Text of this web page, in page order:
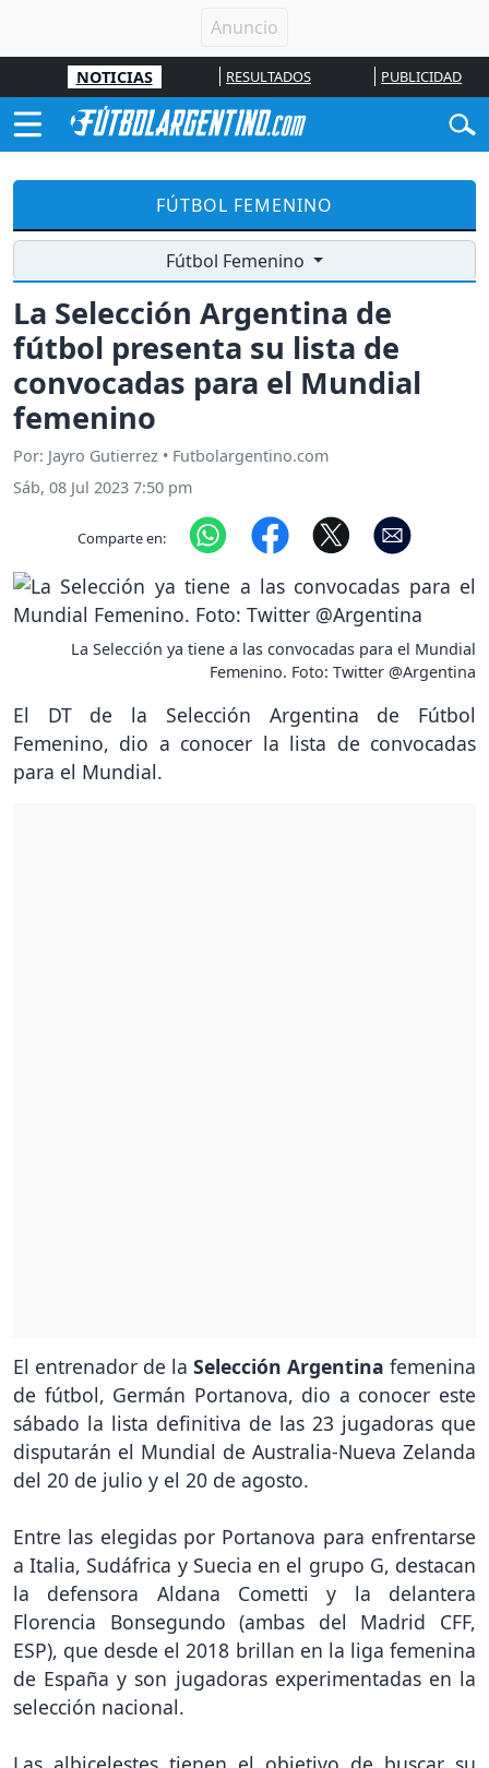
NOTICIAS RESULTADOS PUBLICIDAD
FÚTBOL FEMENINO
Fútbol Femenino
La Selección Argentina de
fútbol presenta su lista de
convocadas para el Mundial
femenino
Por: Jayro Gutierrez • Futbolargentino.com
Sáb, 08 Jul 2023 7:50 pm
Comparte en:
La Selección ya tiene a las convocadas para el Mundial
Femenino. Foto: Twitter @Argentina
El DT de la Selección Argentina de Fútbol
Femenino, dio a conocer la lista de convocadas
para el Mundial.
El entrenador de la Selección Argentina femenina
de fútbol, Germán Portanova, dio a conocer este
sábado la lista definitiva de las 23 jugadoras que
disputarán el Mundial de Australia-Nueva Zelanda
del 20 de julio y el 20 de agosto.
Entre las elegidas por Portanova para enfrentarse
a Italia, Sudáfrica y Suecia en el grupo G, destacan
la defensora Aldana Cometti y la delantera
Florencia Bonsegundo (ambas del Madrid CFF,
ESP), que desde el 2018 brillan en la liga femenina
de España y son jugadoras experimentadas en la
selección nacional.